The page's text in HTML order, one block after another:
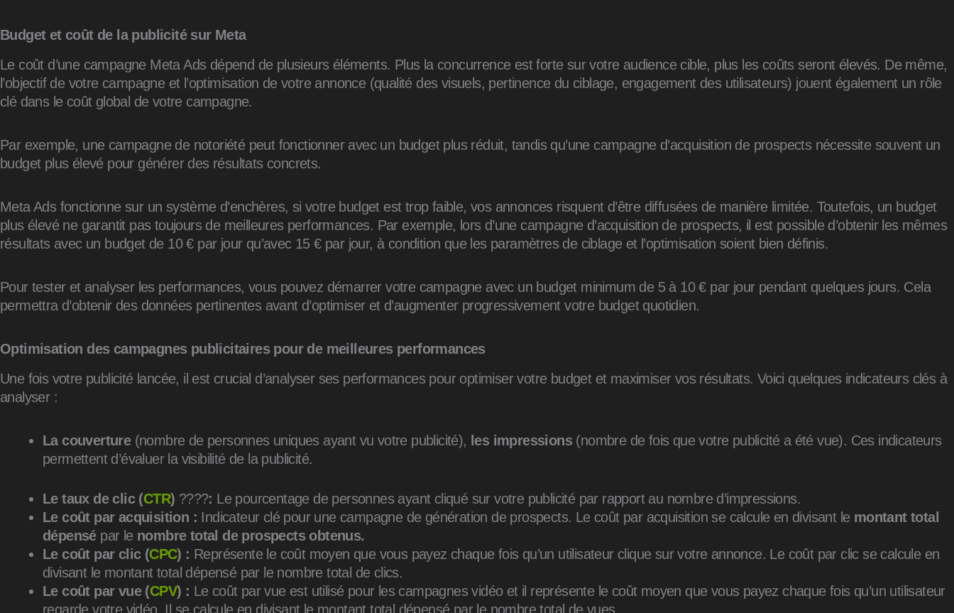
Budget et coût de la publicité sur Meta
Le coût d’une campagne Meta Ads dépend de plusieurs éléments. Plus la concurrence est forte sur votre audience cible, plus les coûts seront élevés. De même,
l’objectif de votre campagne et l’optimisation de votre annonce (qualité des visuels, pertinence du ciblage, engagement des utilisateurs) jouent également un rôle
clé dans le coût global de votre campagne.
Par exemple, une campagne de notoriété peut fonctionner avec un budget plus réduit, tandis qu’une campagne d’acquisition de prospects nécessite souvent un
budget plus élevé pour générer des résultats concrets.
Meta Ads fonctionne sur un système d’enchères, si votre budget est trop faible, vos annonces risquent d’être diffusées de manière limitée. Toutefois, un budget
plus élevé ne garantit pas toujours de meilleures performances. Par exemple, lors d’une campagne d’acquisition de prospects, il est possible d’obtenir les mêmes
résultats avec un budget de 10 € par jour qu’avec 15 € par jour, à condition que les paramètres de ciblage et l’optimisation soient bien définis.
Pour tester et analyser les performances, vous pouvez démarrer votre campagne avec un budget minimum de 5 à 10 € par jour pendant quelques jours. Cela
permettra d’obtenir des données pertinentes avant d’optimiser et d’augmenter progressivement votre budget quotidien.
Optimisation des campagnes publicitaires pour de meilleures performances
Une fois votre publicité lancée, il est crucial d’analyser ses performances pour optimiser votre budget et maximiser vos résultats. Voici quelques indicateurs clés à
analyser :
La couverture (nombre de personnes uniques ayant vu votre publicité), les impressions(nombre de fois que votre publicité a été vue). Ces indicateurs
permettent d’évaluer la visibilité de la publicité.
Le taux de clic (CTR) ????: Le pourcentage de personnes ayant cliqué sur votre publicité par rapport au nombre d’impressions.
Le coût par acquisition : Indicateur clé pour une campagne de génération de prospects. Le coût par acquisition se calcule en divisant le montant total
dépensé par le nombre total de prospects obtenus.
Le coût par clic (CPC) : Représente le coût moyen que vous payez chaque fois qu’un utilisateur clique sur votre annonce. Le coût par clic se calcule en
divisant le montant total dépensé par le nombre total de clics.
Le coût par vue (CPV) : Le coût par vue est utilisé pour les campagnes vidéo et il représente le coût moyen que vous payez chaque fois qu’un utilisateur
regarde votre vidéo. Il se calcule en divisant le montant total dépensé par le nombre total de vues.